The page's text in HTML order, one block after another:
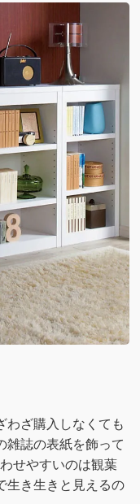
わざ購入しなくても
雑誌の表紙を飾って
せやすいのは観葉
生き生きと見えるの